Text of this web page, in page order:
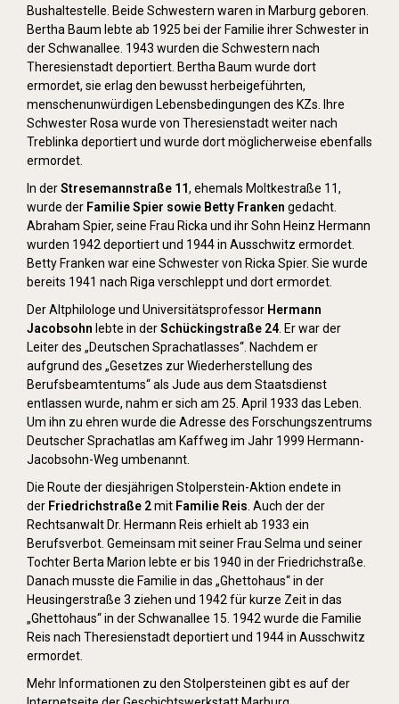
Bushaltestelle. Beide Schwestern waren in Marburg geboren.
Bertha Baum lebte ab 1925 bei der Familie ihrer Schwester in
der Schwanallee. 1943 wurden die Schwestern nach
Theresienstadt deportiert. Bertha Baum wurde dort
ermordet, sie erlag den bewusst herbeigeführten,
menschenunwürdigen Lebensbedingungen des KZs. Ihre
Schwester Rosa wurde von Theresienstadt weiter nach
Treblinka deportiert und wurde dort möglicherweise ebenfalls
ermordet.
In derStresemannstraße 11, ehemals Moltkestraße 11,
wurde der Familie Spier sowie Betty Franken gedacht.
Abraham Spier, seine Frau Ricka und ihr Sohn Heinz Hermann
wurden 1942 deportiert und 1944 in Ausschwitz ermordet.
Betty Franken war eine Schwester von Ricka Spier. Sie wurde
bereits 1941 nach Riga verschleppt und dort ermordet.
Der Altphilologe und Universitätsprofessor Hermann
Jacobsohn lebte in derSchückingstraße 24 . Er war der
Leiter des „Deutschen Sprachatlasses“. Nachdem er
aufgrund des „Gesetzes zur Wiederherstellung des
Berufsbeamtentums“ als Jude aus dem Staatsdienst
entlassen wurde, nahm er sich am 25. April 1933 das Leben.
Um ihn zu ehren wurde die Adresse des Forschungszentrums
Deutscher Sprachatlas am Kaffweg im Jahr 1999 Hermann-
Jacobsohn-Weg umbenannt.
Die Route der diesjährigen Stolperstein-Aktion endete in
der Friedrichstraße 2mit Familie Reis . Auch der der
Rechtsanwalt Dr. Hermann Reis erhielt ab 1933 ein
Berufsverbot. Gemeinsam mit seiner Frau Selma und seiner
Tochter Berta Marion lebte er bis 1940 in der Friedrichstraße.
Danach musste die Familie in das „Ghettohaus“ in der
Heusingerstraße 3 ziehen und 1942 für kurze Zeit in das
„Ghettohaus“ in der Schwanallee 15. 1942 wurde die Familie
Reis nach Theresienstadt deportiert und 1944 in Ausschwitz
ermordet.
Mehr Informationen zu den Stolpersteinen gibt es auf der